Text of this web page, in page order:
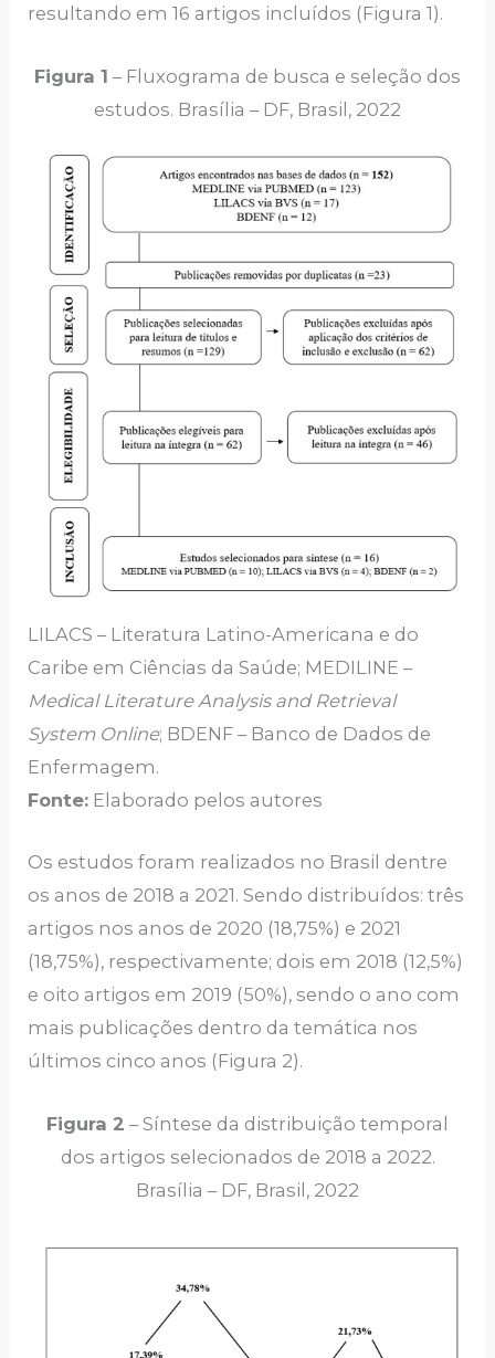
resultando em 16 artigos incluídos (Figura 1).
Figura 1 – Fluxograma de busca e seleção dos
estudos. Brasília – DF, Brasil, 2022
LILACS – Literatura Latino-Americana e do
Caribe em Ciências da Saúde; MEDILINE –
Medical Literature Analysis and Retrieval
System Online; BDENF – Banco de Dados de
Enfermagem.
Fonte: Elaborado pelos autores
Os estudos foram realizados no Brasil dentre
os anos de 2018 a 2021. Sendo distribuídos: três
artigos nos anos de 2020 (18,75%) e 2021
(18,75%), respectivamente; dois em 2018 (12,5%)
e oito artigos em 2019 (50%), sendo o ano com
mais publicações dentro da temática nos
últimos cinco anos (Figura 2).
Figura 2 – Síntese da distribuição temporal
dos artigos selecionados de 2018 a 2022.
Brasília – DF, Brasil, 2022